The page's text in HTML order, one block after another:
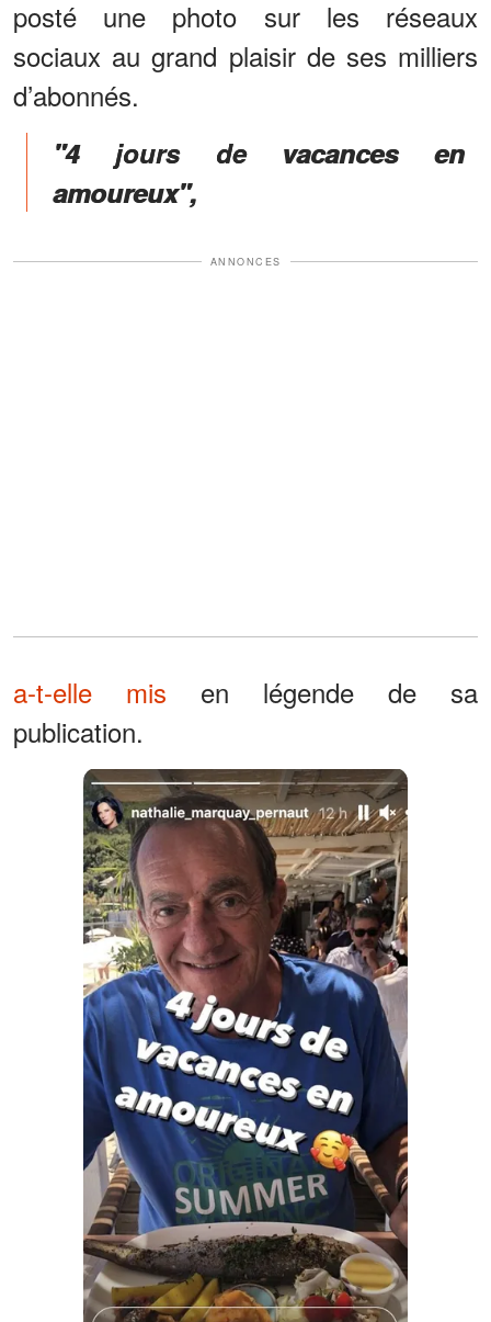
posté une photo sur les réseaux
sociaux au grand plaisir de ses milliers
d’abonnés.
"4 jours de vacances en
amoureux",
ANNONCES
a-t-elle mis en légende de sa
publication.